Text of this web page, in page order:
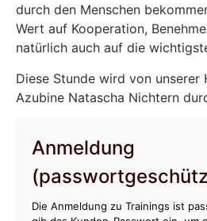
durch den Menschen
Wert auf Kooperation,
natürlich auch auf die
Diese Stunde wird von unserer
Azubine Natascha Nichtern
Anmeldung
Die Anmeldung zu Trainings ist